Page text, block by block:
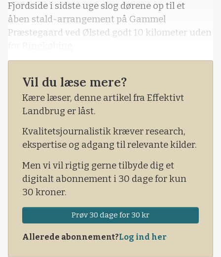
Fjordside i sidste uge slog dørene op til et
åben stald-arrangement på Gammel
Præstegaard ved Ølsted godt 10 kilometer uden
Vil du læse mere?
Kære læser, denne artikel fra Effektivt
Landbrug er låst.
Kvalitetsjournalistik kræver research,
ekspertise og adgang til relevante kilder.
Men vi vil rigtig gerne tilbyde dig et
digitalt abonnement i 30 dage for kun
30 kroner.
Prøv 30 dage for 30 kr
Allerede abonnement?Log ind her